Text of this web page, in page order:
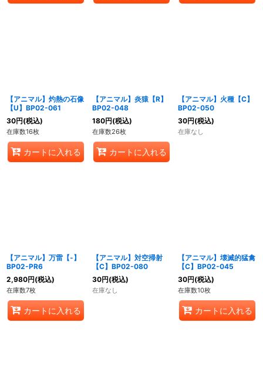
【アニマル】灼熱の石像
【U】BP02-061
30円(税込)
在庫数16枚
カートに入れる
【アニマル】炎猿【R】
BP02-048
180円(税込)
在庫数26枚
カートに入れる
【アニマル】火種【C】
BP02-050
30円(税込)
在庫なし
【アニマル】万雷【-】
BP02-PR6
2,980円(税込)
在庫数7枚
カートに入れる
【アニマル】対空掃射
【C】BP02-080
30円(税込)
在庫なし
【アニマル】壊滅的猛禽
【C】BP02-045
30円(税込)
在庫数10枚
カートに入れる